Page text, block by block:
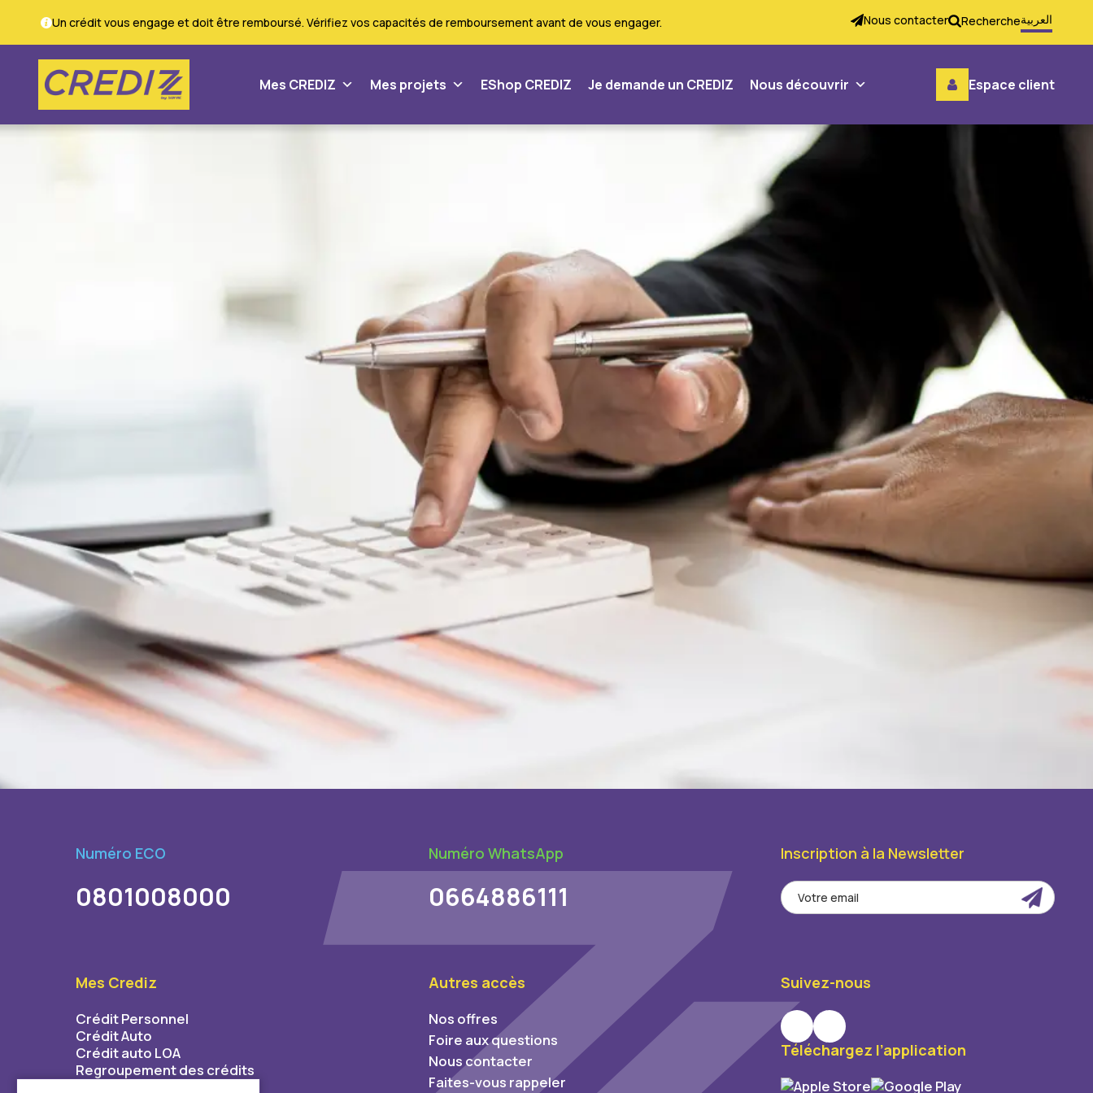
Un crédit vous engage et doit être remboursé. Vérifiez vos capacités de remboursement avant de vous engager. Nous contacter Rechercheالعربية
Mes CREDIZ Mes projets EShop CREDIZ Je demande un CREDIZ Nous découvrir Espace client
Numéro ECO
0801008000
Numéro WhatsApp
0664886111
Inscription à la Newsletter
Mes Crediz
Crédit Personnel
Crédit Auto
Crédit auto LOA
Regroupement des crédits
Autres accès
Nos offres
Foire aux questions
Nous contacter
Faites-vous rappeler
Suivez-nous
Téléchargez l’application